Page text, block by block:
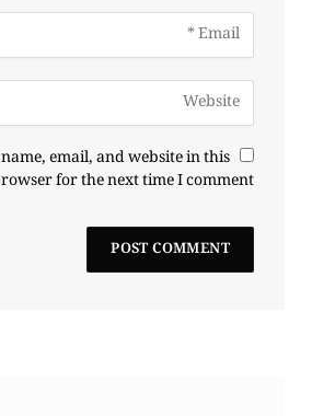
email, and website in this
for the next time I comment.